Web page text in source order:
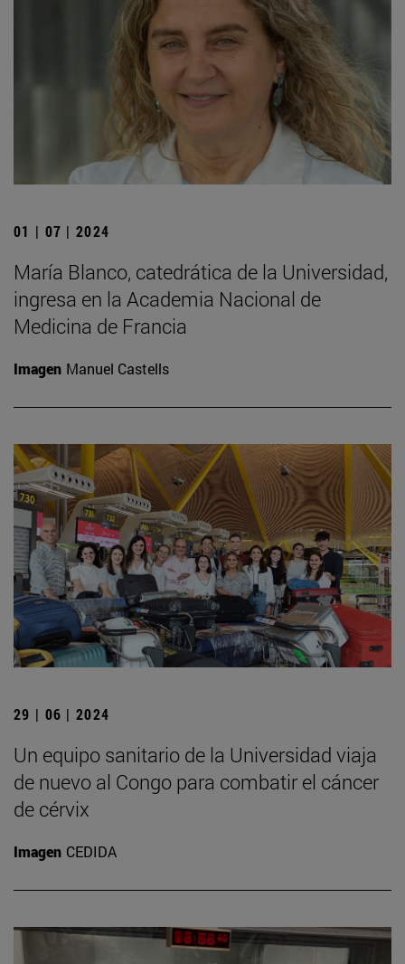
01 | 07 | 2024
María Blanco, catedrática de la Universidad,
ingresa en la Academia Nacional de
Medicina de Francia
Imagen Manuel Castells
29 | 06 | 2024
Un equipo sanitario de la Universidad viaja
de nuevo al Congo para combatir el cáncer
de cérvix
Imagen CEDIDA